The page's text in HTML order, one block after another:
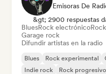
Emisoras De
&gt; 2900 respuestas
BluesRock electrónico
Garage rock
Difundir artistas en la radio
Blues Rock experimental
Indie rock
Rock progresivo